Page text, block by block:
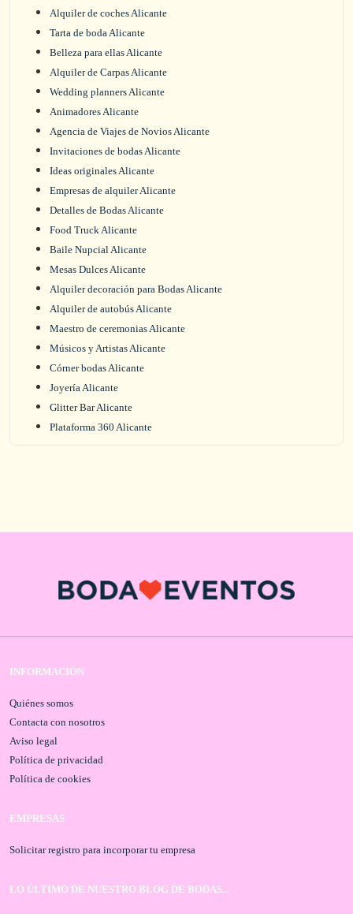
Alquiler de coches Alicante
Tarta de boda Alicante
Belleza para ellas Alicante
Alquiler de Carpas Alicante
Wedding planners Alicante
Animadores Alicante
Agencia de Viajes de Novios Alicante
Invitaciones de bodas Alicante
Ideas originales Alicante
Empresas de alquiler Alicante
Detalles de Bodas Alicante
Food Truck Alicante
Baile Nupcial Alicante
Mesas Dulces Alicante
Alquiler decoración para Bodas Alicante
Alquiler de autobús Alicante
Maestro de ceremonias Alicante
Músicos y Artistas Alicante
Córner bodas Alicante
Joyería Alicante
Glitter Bar Alicante
Plataforma 360 Alicante
INFORMACIÓN
Quiénes somos
Contacta con nosotros
Aviso legal
Política de privacidad
Política de cookies
EMPRESAS
Solicitar registro para incorporar tu empresa
LO ÚLTIMO DE NUESTRO BLOG DE BODAS...